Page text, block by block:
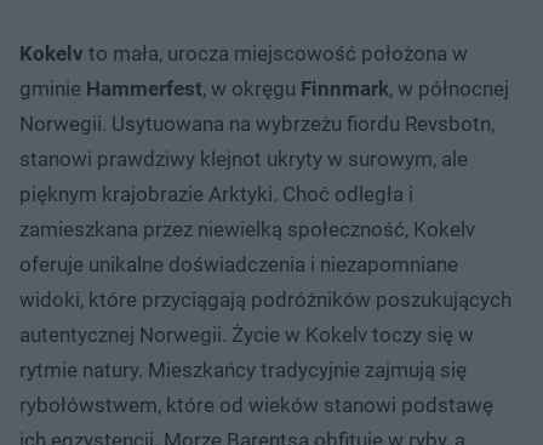
Kokelv to mała, urocza miejscowość położona w
gminie Hammerfest, w okręgu Finnmark, w północnej
Norwegii. Usytuowana na wybrzeżu fiordu Revsbotn,
stanowi prawdziwy klejnot ukryty w surowym, ale
pięknym krajobrazie Arktyki. Choć odległa i
zamieszkana przez niewielką społeczność, Kokelv
oferuje unikalne doświadczenia i niezapomniane
widoki, które przyciągają podróżników poszukujących
autentycznej Norwegii. Życie w Kokelv toczy się w
rytmie natury. Mieszkańcy tradycyjnie zajmują się
rybołówstwem, które od wieków stanowi podstawę
ich egzystencji. Morze Barentsa obfituje w ryby, a